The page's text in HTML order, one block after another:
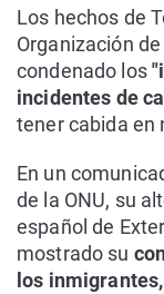
Los hechos de
Organización
condenado los
incidentes de
tener cabida en
En un
de la ONU, su
español de
mostrado su
los inmigrantes,